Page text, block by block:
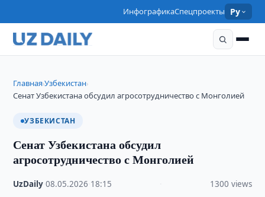
ИнфографикаСпецпроекты Ру
Главная›Узбекистан›
Сенат Узбекистана обсудил агросотрудничество с Монголией
УЗБЕКИСТАН
Сенат Узбекистана обсудил
агросотрудничество с Монголией
UzDaily ·08.05.2026 18:15 1300 views